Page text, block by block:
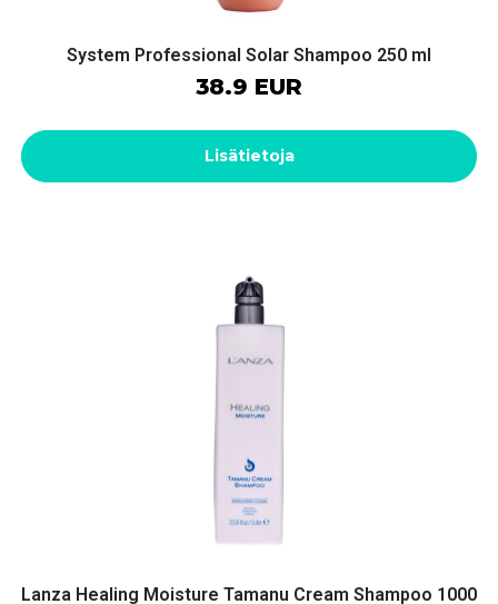
System Professional Solar Shampoo 250 ml
38.9 EUR
Lisätietoja
Lanza Healing Moisture Tamanu Cream Shampoo 1000